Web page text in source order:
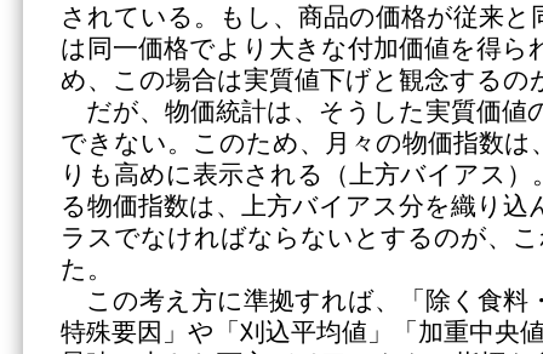
されている。もし、商品の価格が従来と
は同一価格でより大きな付加価値を得ら
め、この場合は実質値下げと観念するの
だが、物価統計は、そうした実質価値
できない。このため、月々の物価指数は
りも高めに表示される（上方バイアス
る物価指数は、上方バイアス分を織り込
ラスでなければならないとするのが、
た。
この考え方に準拠すれば、「除く食料
特殊要因」や「刈込平均値」「加重中央